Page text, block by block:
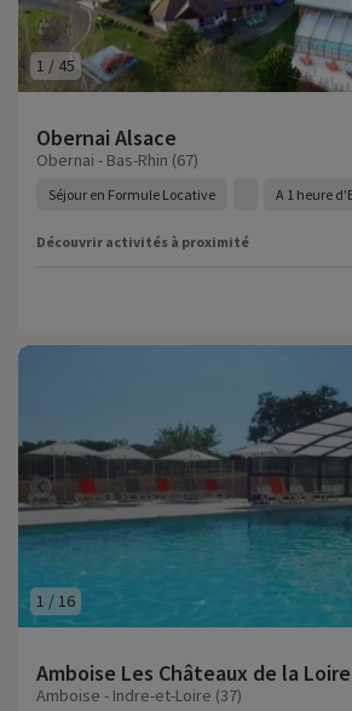
1 / 45
Obernai Alsace
Obernai - Bas-Rhin (67)
Séjour en Formule Locative A 1 heure
Découvrir activités à proximité
1 /16
Amboise Les Châteaux de la Loire
Amboise - Indre-et-Loire (37)